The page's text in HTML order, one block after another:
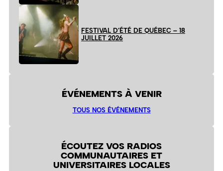
FESTIVAL D’ÉTÉ DE QUÉBEC – 18
JUILLET 2026
ÉVÉNEMENTS À VENIR
TOUS NOS ÉVÉNEMENTS
ÉCOUTEZ VOS RADIOS
COMMUNAUTAIRES ET
UNIVERSITAIRES LOCALES